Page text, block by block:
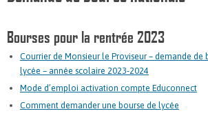
Bourses pour la rentrée 2023
Courrier de Monsieur le Proviseur – demande de
lycée – année scolaire 2023-2024
Mode d’emploi activation compte Educonnect
Comment demander une bourse de lycée